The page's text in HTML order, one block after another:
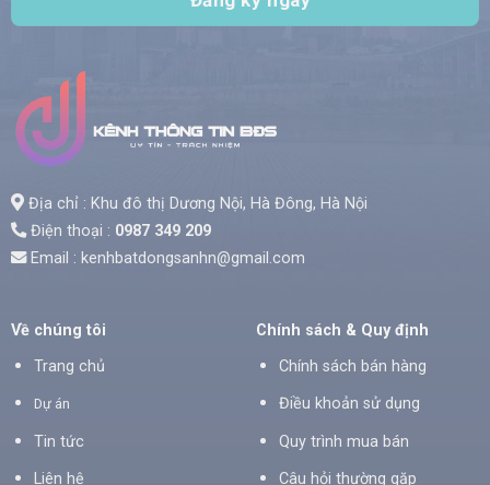
Địa chỉ : Khu đô thị Dương Nội, Hà Đông, Hà Nội
Điện thoại : 0987 349 209
Email : kenhbatdongsanhn@gmail.com
Về chúng tôi
Trang chủ
Dự án
Tin tức
Liên hệ
Chính sách & Quy định
Chính sách bán hàng
Điều khoản sử dụng
Quy trình mua bán
Câu hỏi thường gặp